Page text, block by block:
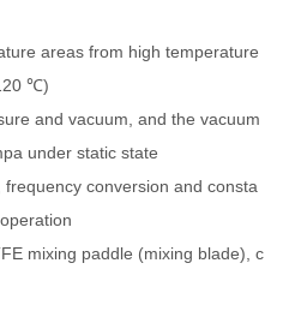
areas from high temperature
℃)
and vacuum, and the vacuum
under static state
conversion and consta
mixing paddle (mixing blade), c